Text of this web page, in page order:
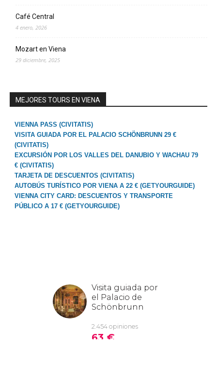
Café Central
4 enero, 2026
Mozart en Viena
29 diciembre, 2025
MEJORES TOURS EN VIENA
VIENNA PASS (CIVITATIS)
VISITA GUIADA POR EL PALACIO SCHÖNBRUNN 29 €
(CIVITATIS)
EXCURSIÓN POR LOS VALLES DEL DANUBIO Y WACHAU 79
€ (CIVITATIS)
TARJETA DE DESCUENTOS (CIVITATIS)
AUTOBÚS TURÍSTICO POR VIENA A 22 € (GETYOURGUIDE)
VIENNA CITY CARD: DESCUENTOS Y TRANSPORTE
PÚBLICO A 17 € (GETYOURGUIDE)